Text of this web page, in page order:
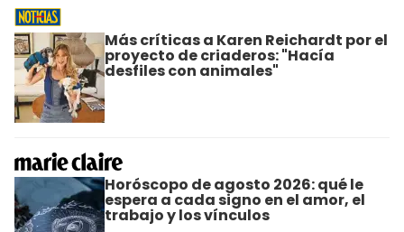
Más críticas a Karen Reichardt por el
proyecto de criaderos: "Hacía
desfiles con animales"
Horóscopo de agosto 2026: qué le
espera a cada signo en el amor, el
trabajo y los vínculos